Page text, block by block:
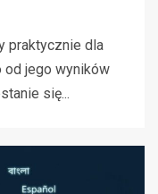
praktycznie dla
od jego wyników
się...